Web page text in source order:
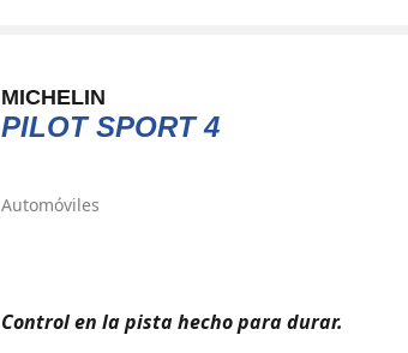
MICHELIN
PILOT SPORT 4
Automóviles
Control en la pista hecho para durar.